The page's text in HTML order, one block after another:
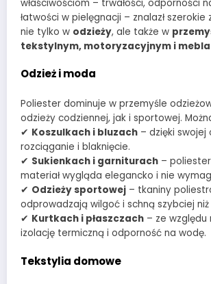
właściwościom – trwałości, odporności
łatwości w pielęgnacji – znalazł
nie tylko w odzieży, ale także w
tekstylnym, motoryzacyjnym i
Odzież i moda
Poliester dominuje w przemyśle
odzieży codziennej, jak i sportowej.
✔ Koszulkach i bluzach – dzięki swojej
rozciąganie i blaknięcie.
✔ Sukienkach i garniturach –
materiał wygląda elegancko i nie
✔ Odzieży sportowej – tkaniny
odprowadzają wilgoć i schną szybciej niż
✔ Kurtkach i płaszczach – ze względu
izolację termiczną i odporność na wodę.
Tekstylia domowe